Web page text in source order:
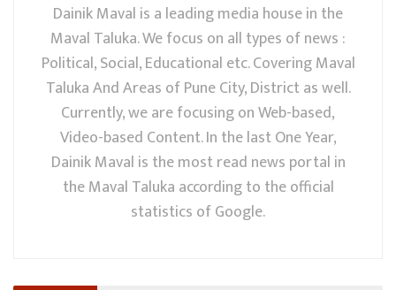
Dainik Maval is a leading media house in the
Maval Taluka. We focus on all types of news :
Political, Social, Educational etc. Covering Maval
Taluka And Areas of Pune City, District as well.
Currently, we are focusing on Web-based,
Video-based Content. In the last One Year,
Dainik Maval is the most read news portal in
the Maval Taluka according to the official
statistics of Google.